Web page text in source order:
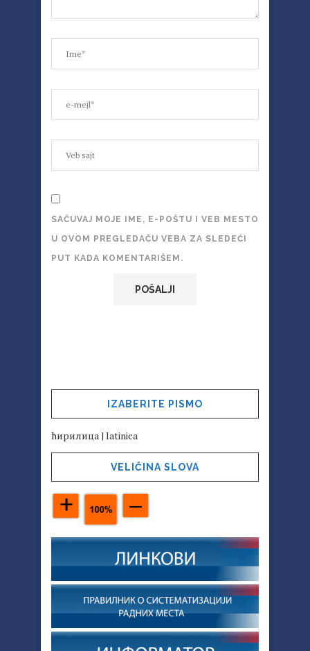
SAČUVAJ MOJE IME, E-POŠTU I VEB MESTO
U OVOM PREGLEDAČU VEBA ZA SLEDEĆI
PUT KADA KOMENTARIŠEM.
IZABERITE PISMO
ћирилица | latinica
VELIČINA SLOVA